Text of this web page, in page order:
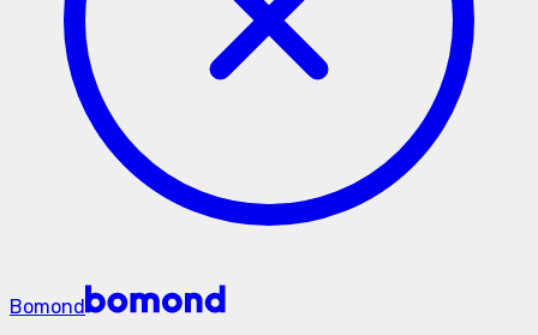
Bomond